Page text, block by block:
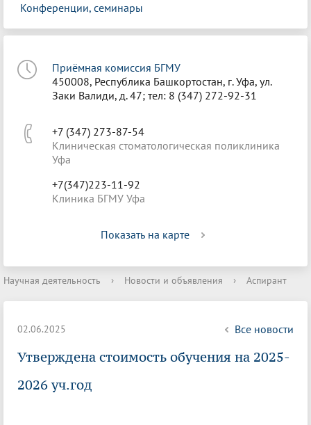
Конференции, семинары
Приёмная комиссия БГМУ
450008, Республика Башкортостан, г. Уфа, ул.
Заки Валиди, д. 47; тел: 8 (347) 272-92-31
+7 (347) 273-87-54
Клиническая стоматологическая поликлиника
Уфа
+7(347)223-11-92
Клиника БГМУ Уфа
Показать на карте
Научная деятельность › Новости и объявления › Аспирант
02.06.2025 Все новости
Утверждена стоимость обучения на 2025-
2026 уч.год